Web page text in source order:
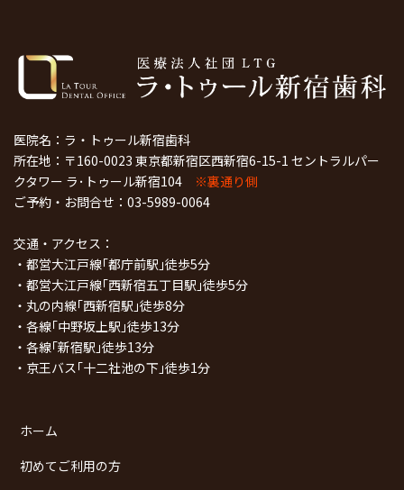
医院名：ラ・トゥール新宿歯科
所在地：〒160-0023 東京都新宿区西新宿6-15-1 セントラルパー
クタワー ラ･トゥール新宿104 ※裏通り側
ご予約・お問合せ： 03-5989-0064
交通・アクセス：
・都営大江戸線｢都庁前駅｣徒歩5分
・都営大江戸線｢西新宿五丁目駅｣徒歩5分
・丸の内線｢西新宿駅｣徒歩8分
・各線｢中野坂上駅｣徒歩13分
・各線｢新宿駅｣徒歩13分
・京王バス｢十二社池の下｣徒歩1分
ホーム
初めてご利用の方